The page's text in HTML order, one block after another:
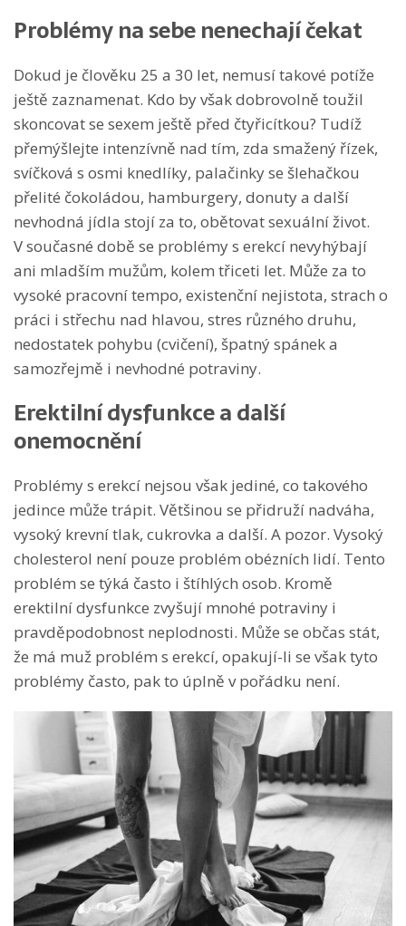
Problémy na sebe nenechají čekat
Dokud je člověku 25 a 30 let, nemusí takové potíže
ještě zaznamenat. Kdo by však dobrovolně toužil
skoncovat se sexem ještě před čtyřicítkou? Tudíž
přemýšlejte intenzívně nad tím, zda smažený řízek,
svíčková s osmi knedlíky, palačinky se šlehačkou
přelité čokoládou, hamburgery, donuty a další
nevhodná jídla stojí za to, obětovat sexuální život.
V současné době se problémy s erekcí nevyhýbají
ani mladším mužům, kolem třiceti let. Může za to
vysoké pracovní tempo, existenční nejistota, strach o
práci i střechu nad hlavou, stres různého druhu,
nedostatek pohybu (cvičení), špatný spánek a
samozřejmě i nevhodné potraviny.
Erektilní dysfunkce a další
onemocnění
Problémy s erekcí nejsou však jediné, co takového
jedince může trápit. Většinou se přidruží nadváha,
vysoký krevní tlak, cukrovka a další. A pozor. Vysoký
cholesterol není pouze problém obézních lidí. Tento
problém se týká často i štíhlých osob. Kromě
erektilní dysfunkce zvyšují mnohé potraviny i
pravděpodobnost neplodnosti. Může se občas stát,
že má muž problém s erekcí, opakují-li se však tyto
problémy často, pak to úplně v pořádku není.